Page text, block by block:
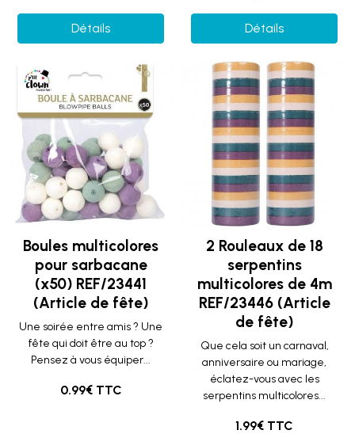
Détails Détails
Boules multicolores
pour sarbacane
(x50) REF/23441
(Article de fête)
Une soirée entre amis ? Une
fête qui doit être au top ?
Pensez à vous équiper...
0.99€ TTC
2 Rouleaux de 18
serpentins
multicolores de 4m
REF/23446 (Article
de fête)
Que cela soit un carnaval,
anniversaire ou mariage,
éclatez-vous avec les
serpentins multicolores...
1.99€ TTC